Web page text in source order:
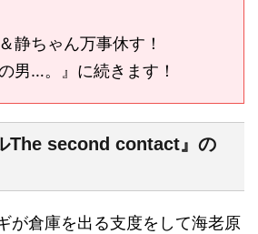
静ちゃん万事休す！
男…。』に続きます！
The second contact』の
が倉庫を出る支度をして海老原